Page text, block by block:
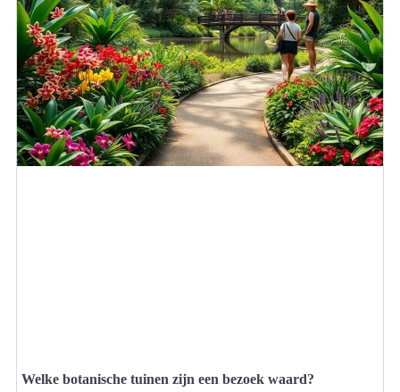
Welke botanische tuinen zijn een bezoek waard?